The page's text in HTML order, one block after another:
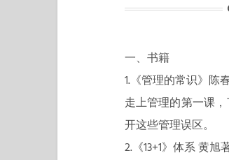
一、书籍
1.《管理的常识》陈
走上管理的第一课
开这些管理误区。
2.《13+1》体系 黄旭